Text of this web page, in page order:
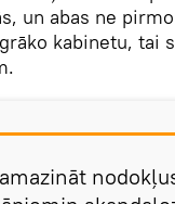
un abas ne
kabinetu, tai